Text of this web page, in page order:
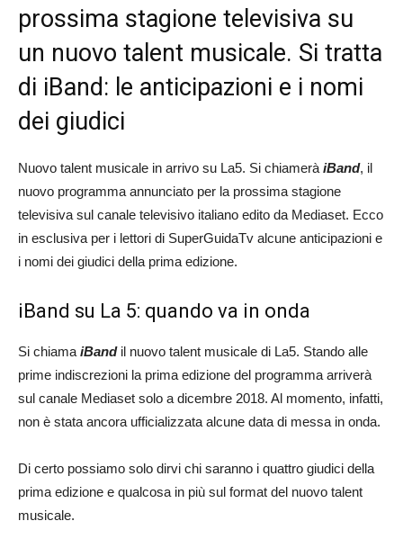
prossima stagione televisiva su
un nuovo talent musicale. Si tratta
di iBand: le anticipazioni e i nomi
dei giudici
Nuovo talent musicale in arrivo su La5. Si chiamerà iBand, il
nuovo programma annunciato per la prossima stagione
televisiva sul canale televisivo italiano edito da Mediaset. Ecco
in esclusiva per i lettori di SuperGuidaTv alcune anticipazioni e
i nomi dei giudici della prima edizione.
iBand su La 5: quando va in onda
Si chiama iBandil nuovo talent musicale di La5. Stando alle
prime indiscrezioni la prima edizione del programma arriverà
sul canale Mediaset solo a dicembre 2018. Al momento, infatti,
non è stata ancora ufficializzata alcune data di messa in onda.
Di certo possiamo solo dirvi chi saranno i quattro giudici della
prima edizione e qualcosa in più sul format del nuovo talent
musicale.